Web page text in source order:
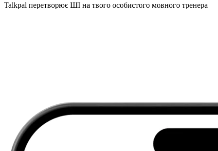
Talkpal перетворює ШІ на твого особистого мовного тренера